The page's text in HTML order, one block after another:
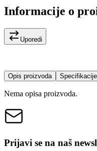
Informacije o
Uporedi
Opis proizvoda Specifikacije
Nema opisa proizvoda.
Prijavi se na naš